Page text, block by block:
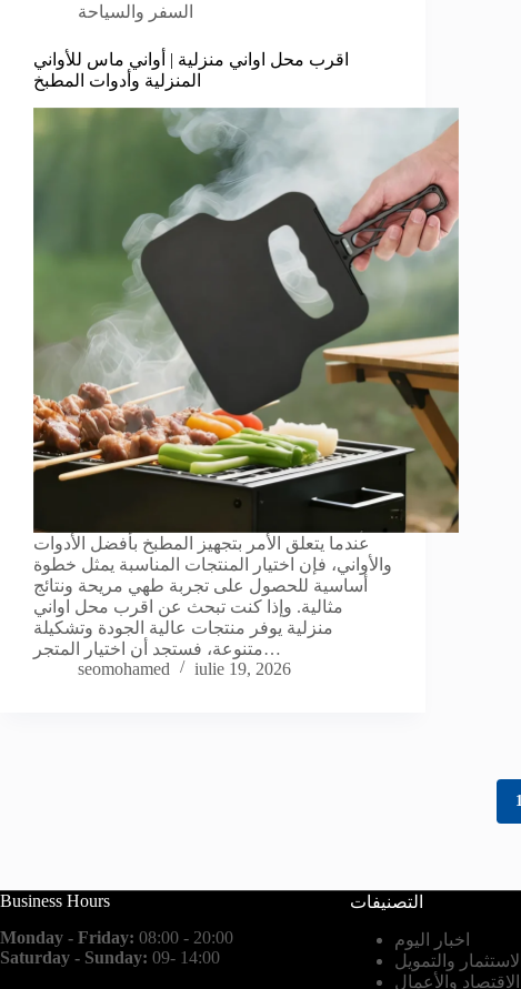
السفر والسياحة
اقرب محل اواني منزلية | أواني ماس للأواني
المنزلية وأدوات المطبخ
عندما يتعلق الأمر بتجهيز المطبخ بأفضل الأدوات
والأواني، فإن اختيار المنتجات المناسبة يمثل خطوة
أساسية للحصول على تجربة طهي مريحة ونتائج
مثالية. وإذا كنت تبحث عن اقرب محل اواني
منزلية يوفر منتجات عالية الجودة وتشكيلة
متنوعة، فستجد أن اختيار المتجر…
seomohamed
iulie 19, 2026
1
Business Hours
Monday - Friday: 08:00 - 20:00
Saturday - Sunday: 09- 14:00
التصنيفات
اخبار اليوم
الاستثمار والتمويل
الاقتصاد والأعمال